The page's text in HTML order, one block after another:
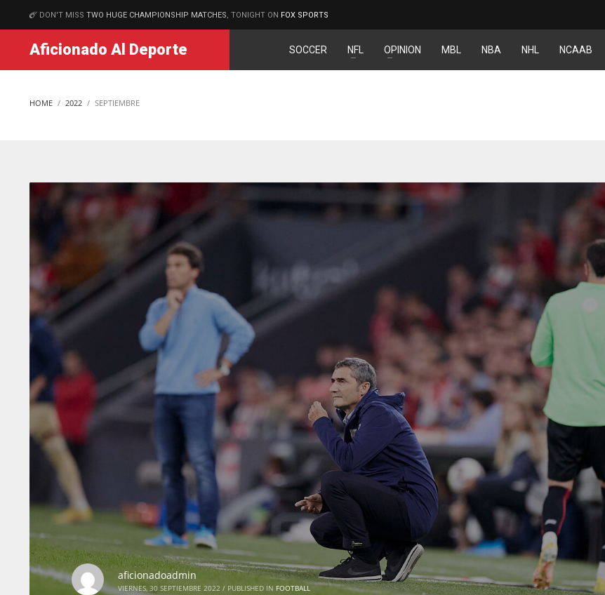
MATCHES
DON'T MISS TWO HUGE CHAMPIONSHIP MATCHES , TONIGHT ON FOX SPORTS
Aficionado Al Deporte SOCCER NFL OPINION MBL NBA NHL NCAAB
HOME 2022 SEPTIEMBRE
aficionadoadmin
VIERNES, 30 SEPTIEMBRE 2022 / PUBLISHED IN FOOTBALL